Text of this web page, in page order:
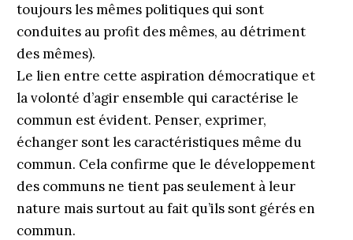
toujours les mêmes politiques qui sont
conduites au profit des mêmes, au détriment
des mêmes).
Le lien entre cette aspiration démocratique et
la volonté d’agir ensemble qui caractérise le
commun est évi­dent. Penser, exprimer,
échanger sont les caractéristiques même du
commun. Cela confirme que le développement
des communs ne tient pas seulement à leur
nature mais surtout au fait qu’ils sont gérés en
commun.